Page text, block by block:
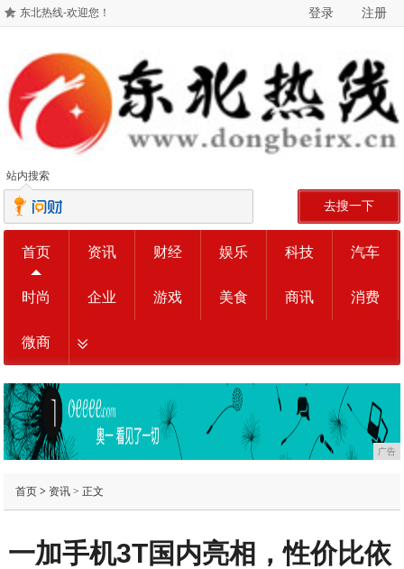
东北热线-欢迎您！ 登录 注册
站内搜索
去搜一下
首页 资讯 财经 娱乐 科技 汽车
时尚 企业 游戏 美食 商讯 消费
微商
广告
首页> 资讯> 正文
一加手机3T国内亮相，性价比依